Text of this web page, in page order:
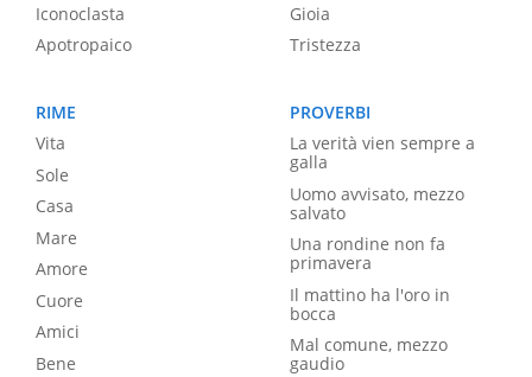
Iconoclasta
Apotropaico
Gioia
Tristezza
RIME
Vita
Sole
Casa
Mare
Amore
Cuore
Amici
Bene
PROVERBI
La verità vien sempre a
galla
Uomo avvisato, mezzo
salvato
Una rondine non fa
primavera
Il mattino ha l'oro in
bocca
Mal comune, mezzo
gaudio